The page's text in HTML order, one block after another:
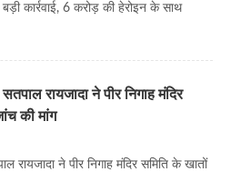
कार्रवाई, 6 करोड़ की हेरोइन के साथ
रायजादा ने पीर निगाह मंदिर
की मांग
ने पीर निगाह मंदिर समिति के खातों